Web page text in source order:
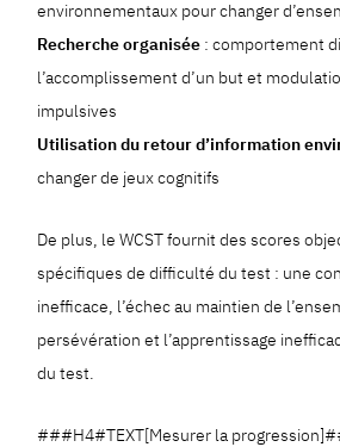
environnementaux pour changer
Recherche organisée : comportement
l’accomplissement d’un but et
impulsives
Utilisation du retour d’information
changer de jeux cognitifs
De plus, le WCST fournit des scores
spécifiques de difficulté du test : une
inefficace, l’échec au maintien de
persévération et l’apprentissage
du test.
###H4#TEXT[Mesurer la